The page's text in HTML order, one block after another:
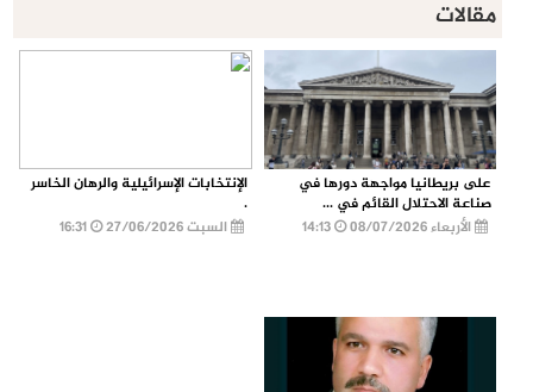
مقالات
على بريطانيا مواجهة دورها في
صناعة الاحتلال القائم في ...
الأربعاء 08/07/2026
الإنتخابات الإسرائيلية والرهان الخاسر
.
السبت 27/06/2026
16:31